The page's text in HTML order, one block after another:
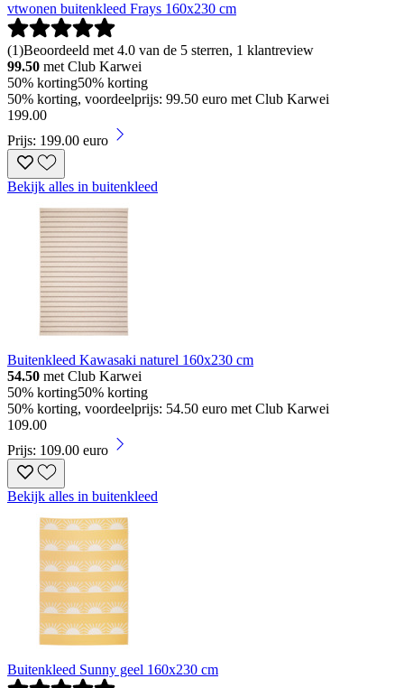
vtwonen buitenkleed Frays 160x230 cm
(1)Beoordeeld met 4.0 van de 5 sterren, 1 klantreview
99.50 met Club Karwei
50% korting50% korting
50% korting, voordeelprijs: 99.50 euro met Club Karwei
199.00
Prijs: 199.00 euro
Bekijk alles in buitenkleed
Buitenkleed Kawasaki naturel 160x230 cm
54.50 met Club Karwei
50% korting50% korting
50% korting, voordeelprijs: 54.50 euro met Club Karwei
109.00
Prijs: 109.00 euro
Bekijk alles in buitenkleed
Buitenkleed Sunny geel 160x230 cm